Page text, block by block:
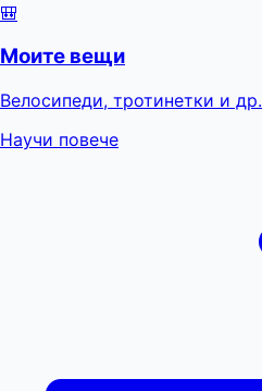
🎒
Моите вещи
Велосипеди, тротинетки и др.
Научи повече